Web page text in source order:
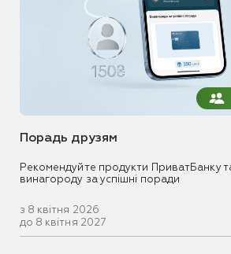
Порадь друзям
Рекомендуйте продукти ПриватБанку
винагороду за успішні поради
з 8 квітня 2026
до 8 квітня 2027